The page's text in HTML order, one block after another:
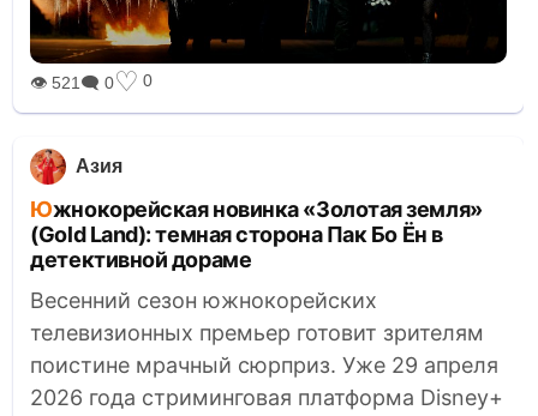
👁 521 🗨 0♡ 0
Азия
Южнокорейская новинка «Золотая земля»
(Gold Land): темная сторона Пак Бо Ён в
детективной дораме
Весенний сезон южнокорейских
телевизионных премьер готовит зрителям
поистине мрачный сюрприз. Уже 29 апреля
2026 года стриминговая платформа Disney+